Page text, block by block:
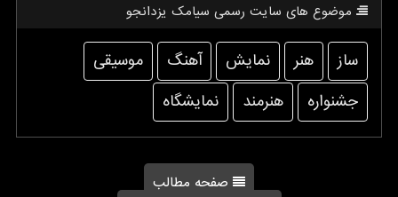
موضوع های سایت رسمی سیامك یزدانجو
ساز هنر نمایش آهنگ
موسیقی
جشنواره
هنرمند نمایشگاه
صفحه مطالب